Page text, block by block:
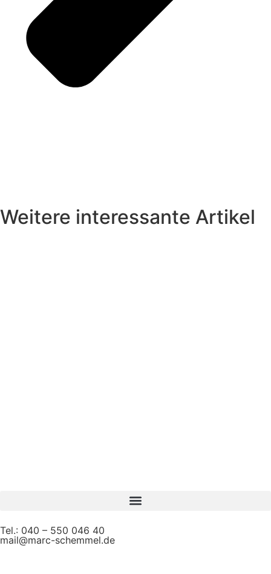
Weitere interessante Artikel
Tel.: 040 – 550 046 40
mail@marc-schemmel.de